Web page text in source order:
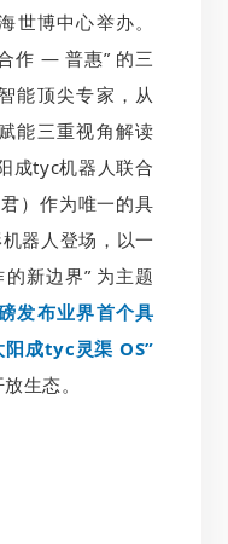
世博中心举办。
作 — 普惠” 的三
能顶尖专家，从
能三重视角解读
成tyc机器人联合
）作为唯一的具
器人登场，以一
新边界” 为主题
发布业界首个具
阳成tyc灵渠 OS”
生态。